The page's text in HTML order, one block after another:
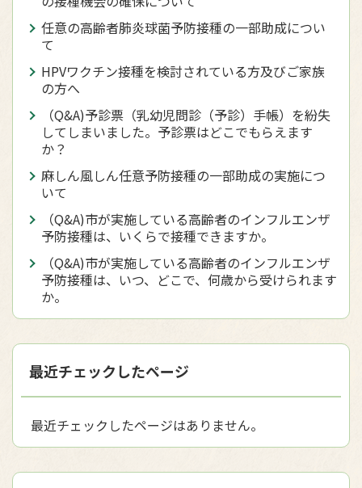
任意の高齢者肺炎球菌予防接種の一部助成につい
て
HPVワクチン接種を検討されている方及びご家族
の方へ
（Q&A)予診票（乳幼児問診（予診）手帳）を紛失
してしまいました。予診票はどこでもらえます
か？
麻しん風しん任意予防接種の一部助成の実施につ
いて
（Q&A)市が実施している高齢者のインフルエンザ
予防接種は、いくらで接種できますか。
（Q&A)市が実施している高齢者のインフルエンザ
予防接種は、いつ、どこで、何歳から受けられます
か。
最近チェックしたページ
最近チェックしたページはありません。